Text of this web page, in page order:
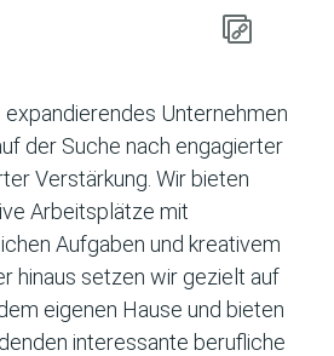
Unternehmen
der Suche nach engagierter
Verstärkung. Wir bieten
Arbeitsplätze mit
Aufgaben und kreativem
hinaus setzen wir gezielt auf
eigenen Hause und bieten
interessante berufliche